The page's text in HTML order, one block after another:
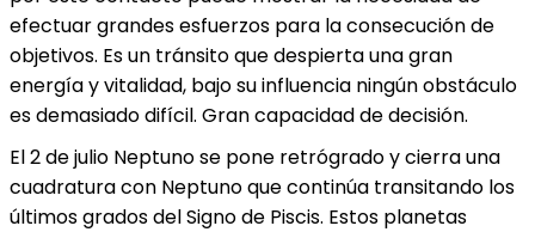
efectuar grandes esfuerzos para la consecución de
objetivos. Es un tránsito que despierta una gran
energía y vitalidad, bajo su influencia ningún obstáculo
es demasiado difícil. Gran capacidad de decisión.
El 2 de julio Neptuno se pone retrógrado y cierra una
cuadratura con Neptuno que continúa transitando los
últimos grados del Signo de Piscis. Estos planetas